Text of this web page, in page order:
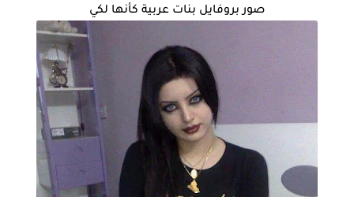
صور بروفايل بنات عربية كأنها لكي